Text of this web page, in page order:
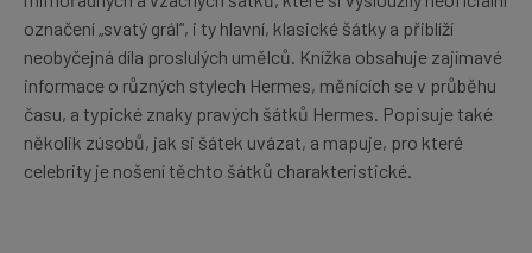
označení „svatý grál“, i ty hlavní, klasické šátky a přiblíží
neobyčejná díla proslulých umělců. Knížka obsahuje zajímavé
informace o různých stylech Hermes, měnících se v průběhu
času, a typické znaky pravých šátků Hermes. Popisuje také
několik zúsobů, jak si šátek uvázat, a mapuje, pro které
celebrity je nošení těchto šátků charakteristické.